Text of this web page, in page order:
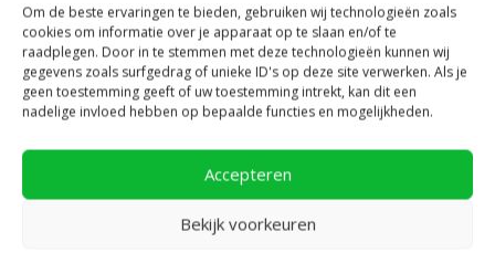
Om de beste ervaringen te bieden, gebruiken wij technologieën zoals
cookies om informatie over je apparaat op te slaan en/of te
raadplegen. Door in te stemmen met deze technologieën kunnen wij
gegevens zoals surfgedrag of unieke ID's op deze site verwerken. Als je
geen toestemming geeft of uw toestemming intrekt, kan dit een
nadelige invloed hebben op bepaalde functies en mogelijkheden.
Accepteren
Bekijk voorkeuren
je, als je dat wilt, specialistisch advies van ons team.
Een rondje samen en de ideeën stromen vanzelf
binnen!
Bekijk Showpresentatie